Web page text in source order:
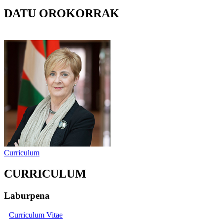
DATU OROKORRAK
Curriculum
CURRICULUM
Laburpena
Curriculum Vitae